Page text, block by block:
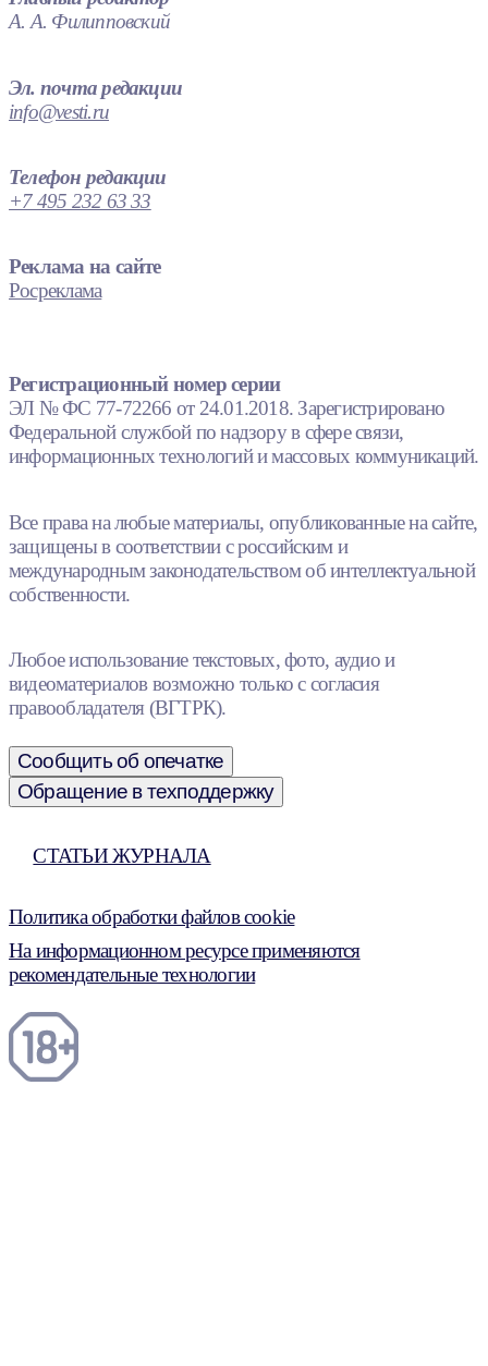
А. А. Филипповский
Эл. почта редакции
info@vesti.ru
Телефон редакции
+7 495 232 63 33
Реклама на сайте
Росреклама
Регистрационный номер серии
ЭЛ № ФС 77-72266 от 24.01.2018. Зарегистрировано
Федеральной службой по надзору в сфере связи,
информационных технологий и массовых коммуникаций.
Все права на любые материалы, опубликованные на сайте,
защищены в соответствии с российским и
международным законодательством об интеллектуальной
собственности.
Любое использование текстовых, фото, аудио и
видеоматериалов возможно только с согласия
правообладателя (ВГТРК).
Сообщить об опечатке
Обращение в техподдержку
СТАТЬИ ЖУРНАЛА
Политика обработки файлов cookie
На информационном ресурсе применяются
рекомендательные технологии